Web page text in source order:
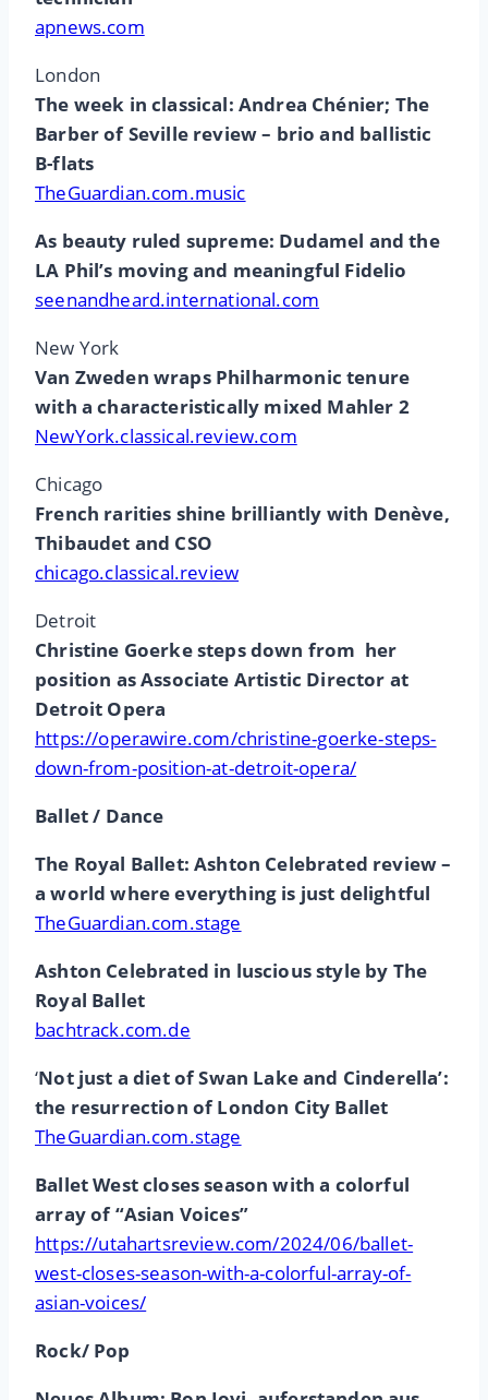
apnews.com
London
The week in classical: Andrea Chénier; The
Barber of Seville review – brio and ballistic
B-flats
TheGuardian.com.music
As beauty ruled supreme: Dudamel and the
LA Phil’s moving and meaningful Fidelio
seenandheard.international.com
New York
Van Zweden wraps Philharmonic tenure
with a characteristically mixed Mahler 2
NewYork.classical.review.com
Chicago
French rarities shine brilliantly with Denève,
Thibaudet and CSO
chicago.classical.review
Detroit
Christine Goerke steps down from her
position as Associate Artistic Director at
Detroit Opera
https://operawire.com/christine-goerke-steps-
down-from-position-at-detroit-opera/
Ballet / Dance
The Royal Ballet: Ashton Celebrated review –
a world where everything is just delightful
TheGuardian.com.stage
Ashton Celebrated in luscious style by The
Royal Ballet
bachtrack.com.de
‘Not just a diet of Swan Lake and Cinderella’:
the resurrection of London City Ballet
TheGuardian.com.stage
Ballet West closes season with a colorful
array of “Asian Voices”
https://utahartsreview.com/2024/06/ballet-
west-closes-season-with-a-colorful-array-of-
asian-voices/
Rock/ Pop